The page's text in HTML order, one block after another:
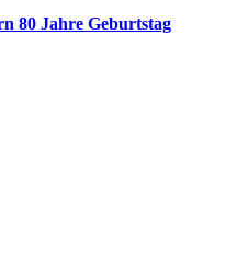
80 Jahre Geburtstag